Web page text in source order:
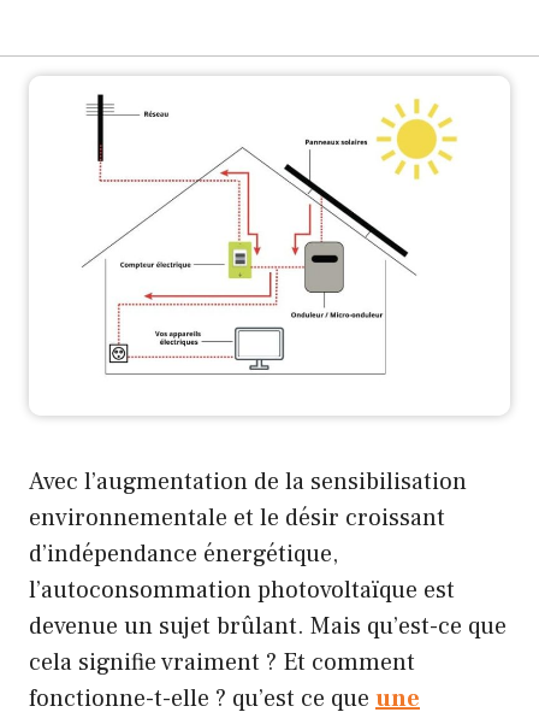
Avec l’augmentation de la sensibilisation
environnementale et le désir croissant
d’indépendance énergétique,
l’autoconsommation photovoltaïque est
devenue un sujet brûlant. Mais qu’est-ce que
cela signifie vraiment ? Et comment
fonctionne-t-elle ? qu’est ce que une